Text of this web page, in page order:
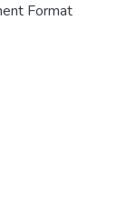
Format